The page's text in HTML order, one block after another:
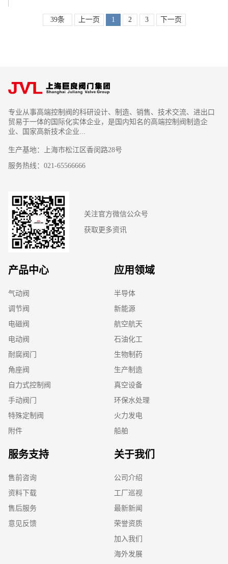
39条 上一页 1 2 3 下一页
专业从事高端控制阀的科研设计、制造、销售、技术交流、进出口
贸易于一体的国际化实体企业，是国内知名的高端控制阀制造企
业、国家高新技术企业...
生产基地：上海市松江区香闵路28号
服务热线：021-65566666
关注官方微信公众号
获取更多资讯
产品中心
气动阀
调节阀
电磁阀
电动阀
耐腐阀门
角座阀
自力式控制阀
手动阀门
特殊定制阀
附件
应用领域
半导体
新能源
航空航天
石油化工
生物制药
生产制造
真空设备
环保水处理
火力发电
船舶
服务支持
售前咨询
资料下载
售后服务
意见反馈
关于我们
公司介绍
工厂巡视
最新新闻
荣誉资质
加入我们
海外发展